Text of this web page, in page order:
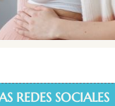
REDES SOCIALES